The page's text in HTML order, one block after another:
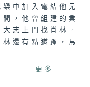
中加入電結他元
，他曾組建的業
志上門找肖林，
還有點猶豫，馬
更多...